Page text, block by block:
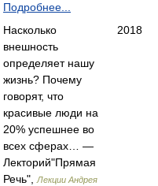
Подробнее...
Насколько
внешность
определяет нашу
жизнь? Почему
говорят, что
красивые люди на
20% успешнее во
всех сферах… —
Лекторий"Прямая
Речь",
Лекции Андрея
2018